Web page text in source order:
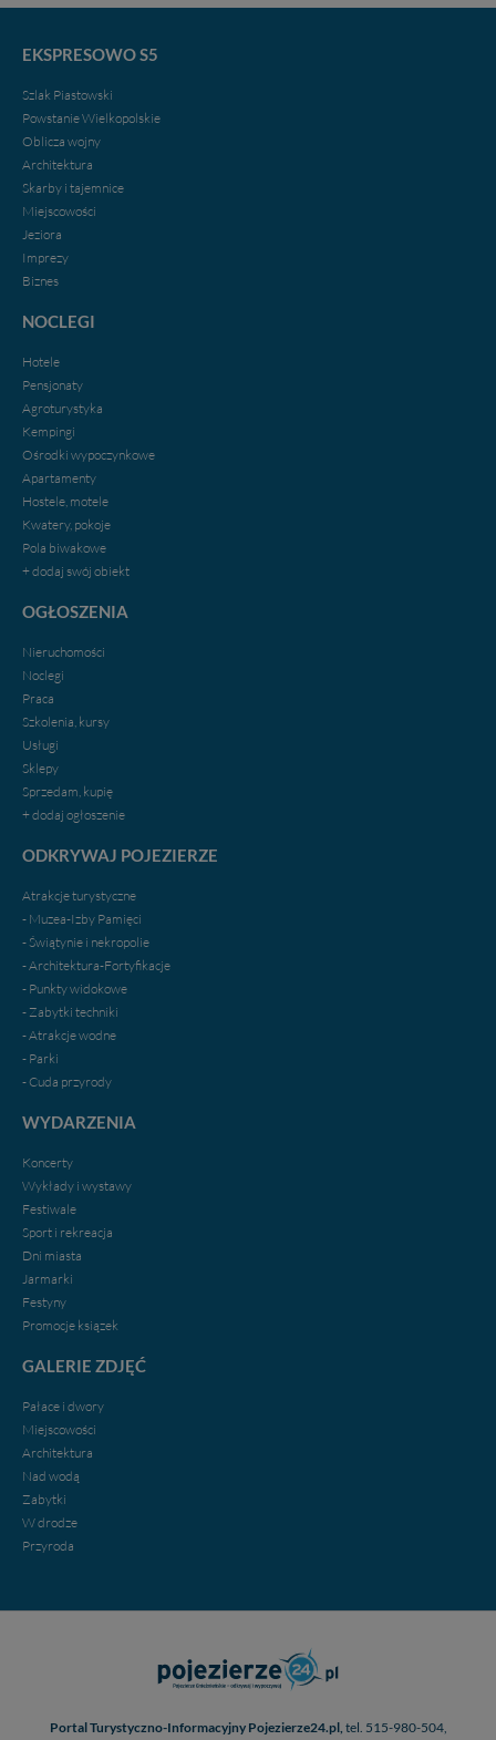
EKSPRESOWO S5
Szlak Piastowski
Powstanie Wielkopolskie
Oblicza wojny
Architektura
Skarby i tajemnice
Miejscowości
Jeziora
Imprezy
Biznes
NOCLEGI
Hotele
Pensjonaty
Agroturystyka
Kempingi
Ośrodki wypoczynkowe
Apartamenty
Hostele, motele
Kwatery, pokoje
Pola biwakowe
+ dodaj swój obiekt
OGŁOSZENIA
Nieruchomości
Noclegi
Praca
Szkolenia, kursy
Usługi
Sklepy
Sprzedam, kupię
+ dodaj ogłoszenie
ODKRYWAJ POJEZIERZE
Atrakcje turystyczne
- Muzea-Izby Pamięci
- Świątynie i nekropolie
- Architektura-Fortyfikacje
- Punkty widokowe
- Zabytki techniki
- Atrakcje wodne
- Parki
- Cuda przyrody
WYDARZENIA
Koncerty
Wykłady i wystawy
Festiwale
Sport i rekreacja
Dni miasta
Jarmarki
Festyny
Promocje ksiązek
GALERIE ZDJĘĆ
Pałace i dwory
Miejscowości
Architektura
Nad wodą
Zabytki
W drodze
Przyroda
Portal Turystyczno-Informacyjny Pojezierze24.pl, tel. 515-980-504,